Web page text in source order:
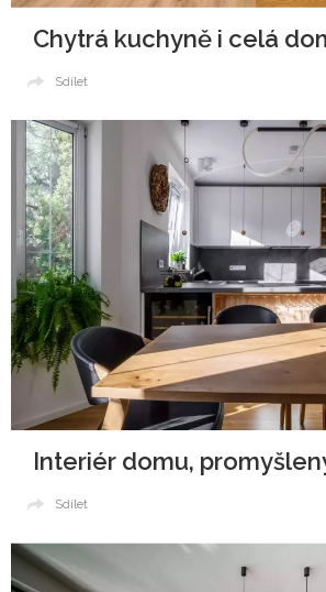
Chytrá kuchyně i celá
Sdílet
Interiér domu,
Sdílet